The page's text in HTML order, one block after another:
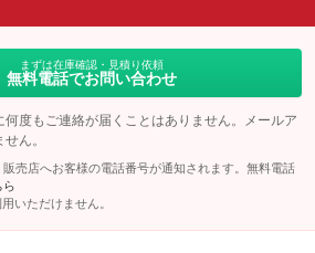
：装備なし
まずは在庫確認・見積り依頼
無料電話でお問い合わせ
度もご連絡が届くことはありません。メールア
ん。
売店へお客様の電話番号が通知されます。無料電話
ら
いただけません。